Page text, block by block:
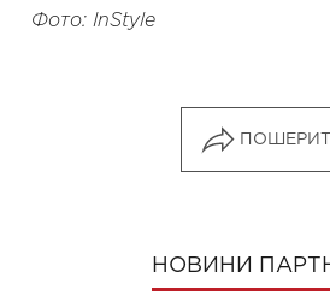
Фото: InStyle
НОВИНИ